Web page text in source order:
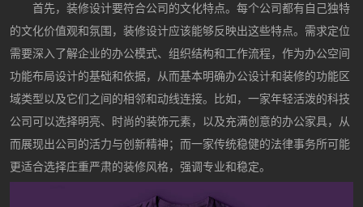
首先，装修设计要符合公司的文化特点。每个公司都有自己独特
的文化价值观和氛围，装修设计应该能够反映出这些特点。需求定位
需要深入了解企业的办公模式、组织结构和工作流程，作为办公空间
功能布局设计的基础和依据，从而基本明确办公设计和装修的功能区
域类型以及它们之间的相邻和动线连接。比如，一家年轻活泼的科技
公司可以选择明亮、时尚的装饰元素，以及充满创意的办公家具，从
而展现出公司的活力与创新精神；而一家传统稳健的法律事务所可能
更适合选择庄重严肃的装修风格，强调专业和稳定。